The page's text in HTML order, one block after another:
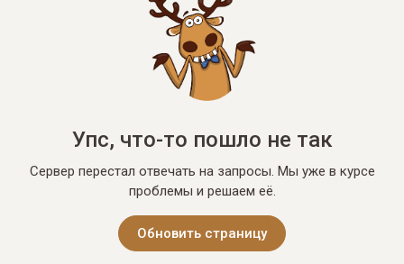
Упс, что-то пошло не так
Сервер перестал отвечать на запросы. Мы уже в курсе
проблемы и решаем её.
Обновить страницу